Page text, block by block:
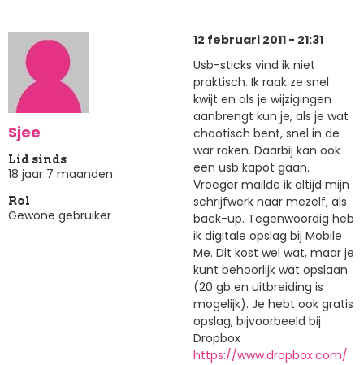
Sjee
Lid sinds
18 jaar 7 maanden
Rol
Gewone gebruiker
12 februari 2011 - 21:31
Usb-sticks vind ik niet
praktisch. Ik raak ze snel
kwijt en als je wijzigingen
aanbrengt kun je, als je wat
chaotisch bent, snel in de
war raken. Daarbij kan ook
een usb kapot gaan.
Vroeger mailde ik altijd mijn
schrijfwerk naar mezelf, als
back-up. Tegenwoordig heb
ik digitale opslag bij Mobile
Me. Dit kost wel wat, maar je
kunt behoorlijk wat opslaan
(20 gb en uitbreiding is
mogelijk). Je hebt ook gratis
opslag, bijvoorbeeld bij
Dropbox
https://www.dropbox.com/